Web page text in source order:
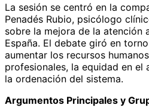
La sesión se centró en la
Penadés Rubio, psicólogo
sobre la mejora de la atención
España. El debate giró en
aumentar los recursos
profesionales, la equidad en el
la ordenación del sistema.
Argumentos Principales y